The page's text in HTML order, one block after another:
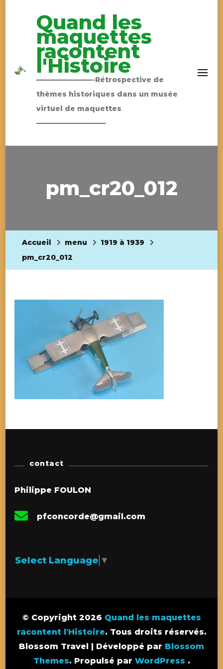
Quand les
maquettes
racontent
l'Histoire
————————-Rétrospective de
thèmes historiques dans un musée
virtuel de maquettes
——————————
pm_cr20_012
Accueil menu
1919 à 1939
pm_cr20_012
contact
Philippe FOULON
pfconcorde@gmail.com
Select Language ▼
© Copyright 2026 Quand les maquettes
racontent l'Histoire. Tous droits réservés.
Blossom Travel | Développé par Blossom
Themes. Propulsé par WordPress .